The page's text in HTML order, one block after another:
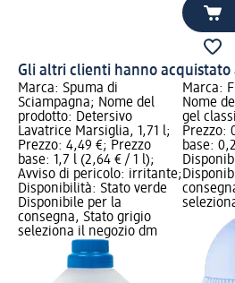
Gli altri clienti hanno acquistato
Marca: Spuma di
Sciampagna; Nome del
prodotto: Detersivo
Lavatrice Marsiglia, 1,71 l;
Prezzo: 4,49 €; Prezzo
base: 1,7 l (2,64 € / 1 l);
Avviso di pericolo: irritante;
Disponibilità: Stato verde
Disponibile per la
consegna, Stato grigio
seleziona il negozio dm
Marca:
Nome
gel
Prezzo:
base: